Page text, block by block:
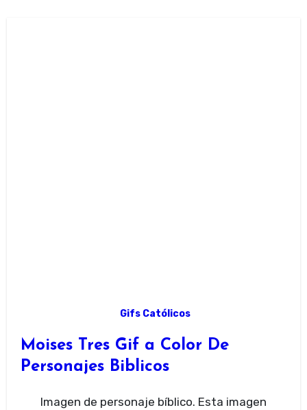
Gifs Católicos
Moises Tres Gif a Color De
Personajes Biblicos
Imagen de personaje bíblico. Esta imagen